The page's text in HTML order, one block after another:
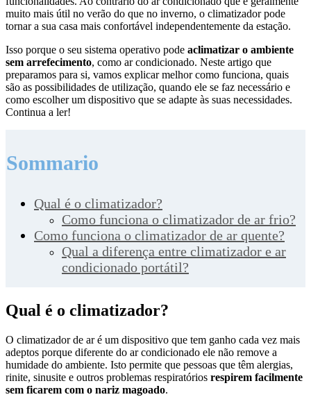
muito mais útil no verão do que no inverno, o climatizador pode
tornar a sua casa mais confortável independentemente da estação.
Isso porque o seu sistema operativo pode aclimatizar o ambiente
sem arrefecimento, como ar condicionado. Neste artigo que
preparamos para si, vamos explicar melhor como funciona, quais
são as possibilidades de utilização, quando ele se faz necessário e
como escolher um dispositivo que se adapte às suas necessidades.
Continua a ler!
Sommario
Qual é o climatizador?
Como funciona o climatizador de ar frio?
Como funciona o climatizador de ar quente?
Qual a diferença entre climatizador e ar
condicionado portátil?
Qual é o climatizador?
O climatizador de ar é um dispositivo que tem ganho cada vez mais
adeptos porque diferente do ar condicionado ele não remove a
humidade do ambiente. Isto permite que pessoas que têm alergias,
rinite, sinusite e outros problemas respiratórios respirem facilmente
sem ficarem com o nariz magoado.